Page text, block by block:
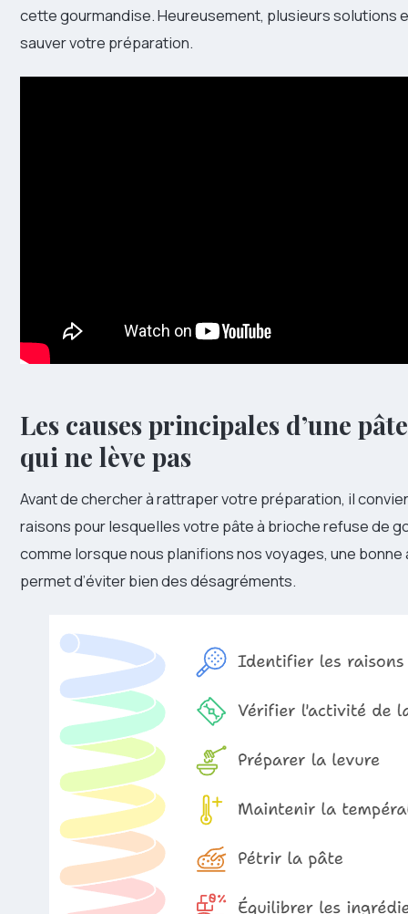
cette gourmandise. Heureusement, plusieurs solutions
sauver votre préparation.
Les causes principales d’une
qui ne lève pas
Avant de chercher à rattraper votre préparation, il
raisons pour lesquelles votre pâte à brioche refuse de
comme lorsque nous planifions nos voyages, une
permet d’éviter bien des désagréments.